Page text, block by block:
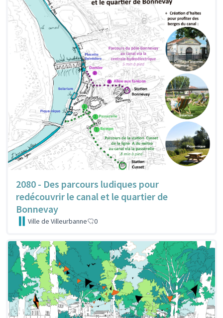
2080 - Des parcours ludiques pour
redécouvrir le canal et le quartier de
Bonnevay
Ville de Villeurbanne 0